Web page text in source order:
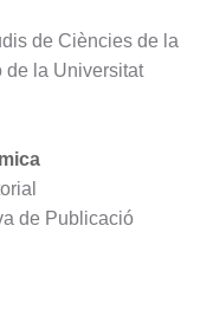
de Ciències de la
de la Universitat
de Publicació